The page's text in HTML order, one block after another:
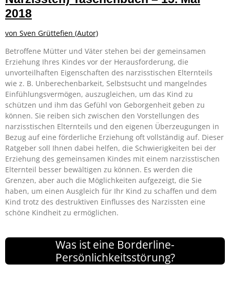
2018
von Sven Grüttefien (Autor)
Betroffene Mütter und Väter stehen bei der gemeinsamen
Erziehung Ihres Kindes vor der Herausforderung, die
unvorteilhaften Eigenschaften des narzisstischen Elternteils
wie z. B. Unberechenbarkeit, Selbstsucht und mangelndes
Einfühlungsvermögen, auszugleichen, um das Kind zu
schützen und ihm das Gefühl von Geborgenheit geben zu
können. Sie reiben sich zwischen den Vorstellungen des
narzisstischen Elternteils und den eigenen Überzeugungen in
Bezug auf eine förderliche Erziehung oft vollständig auf. Dieser
Ratgeber soll Ihnen dabei helfen, die Schwierigkeiten bei der
Erziehung des gemeinsamen Kindes mit einem narzisstischen
Elternteil besser bewältigen zu können. Es werden die
Grenzen, aber auch die Möglichkeiten aufgezeigt, die Sie
haben, um einen Ausgleich für Ihr Kind zu schaffen und dem
Kind trotz des destruktiven Einflusses des Narzissten eine
schöne Kindheit zu ermöglichen.
Was ist eine Borderline-
Persönlichkeitsstörung?